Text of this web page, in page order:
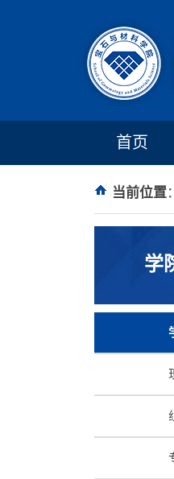
首页
当前位置
学
招收产品设计（珠宝首饰
“冀青之星”荣誉称号3人，获
模式探索，积极开展“产、
省级比赛